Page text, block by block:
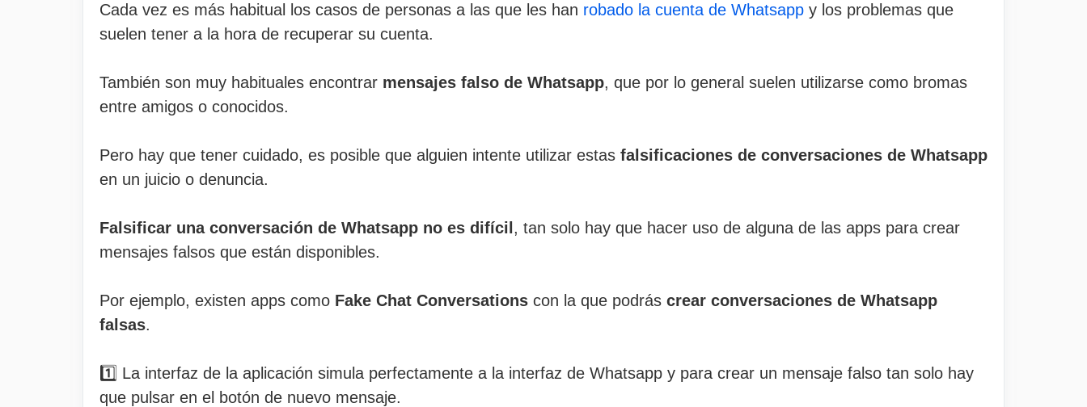
Cada vez es más habitual los casos de personas a las que les han robado la cuenta de Whatsapp y los problemas que
suelen tener a la hora de recuperar su cuenta.
También son muy habituales encontrar mensajes falso de Whatsapp, que por lo general suelen utilizarse como bromas
entre amigos o conocidos.
Pero hay que tener cuidado, es posible que alguien intente utilizar estas falsificaciones de conversaciones de Whatsapp
en un juicio o denuncia.
Falsificar una conversación de Whatsapp no es difícil , tan solo hay que hacer uso de alguna de las apps para crear
mensajes falsos que están disponibles.
Por ejemplo, existen apps como Fake Chat Conversations con la que podrás crear conversaciones de Whatsapp
falsas.
1️⃣ La interfaz de la aplicación simula perfectamente a la interfaz de Whatsapp y para crear un mensaje falso tan solo hay
que pulsar en el botón de nuevo mensaje.